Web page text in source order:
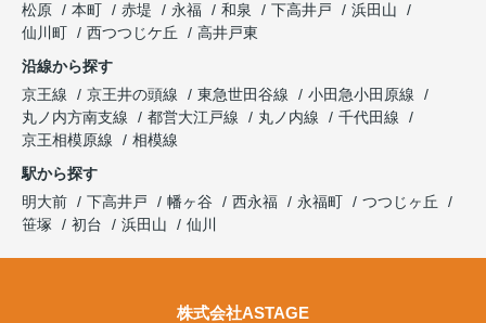
松原
本町 赤堤 永福 和泉 下高井戸
浜田山
仙川町
西つつじケ丘
高井戸東
沿線から探す
京王線
京王井の頭線 東急世田谷線
小田急小田原線
丸ノ内方南支線
都営大江戸線 丸ノ内線
千代田線
京王相模原線
相模線
駅から探す
明大前
下高井戸 幡ヶ谷 西永福 永福町
つつじヶ丘
笹塚
初台 浜田山 仙川
株式会社ASTAGE